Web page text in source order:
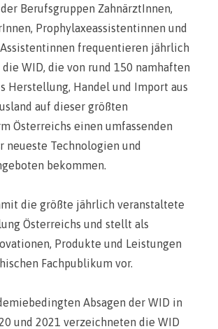
Berufsgruppen ZahnärztInnen,
Prophylaxeassistentinnen und
frequentieren jährlich
WID, die von rund 150 namhaften
Herstellung, Handel und Import aus
auf dieser größten
Österreichs einen umfassenden
neueste Technologien und
bekommen.
die größte jährlich veranstaltete
Österreichs und stellt als
Produkte und Leistungen
Fachpublikum vor.
Absagen der WID in
und 2021 verzeichneten die WID